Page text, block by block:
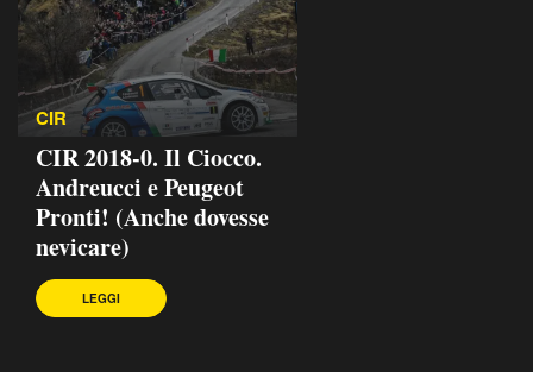
CIR
CIR 2018-0. Il Ciocco.
Andreucci e Peugeot
Pronti! (Anche dovesse
nevicare)
LEGGI